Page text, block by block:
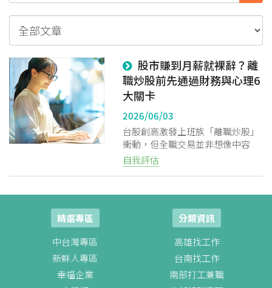
粉絲團 IG
股市賺到月薪就裸辭？離
職炒股前先通過財務與心理6
大關卡
2026/06/03
台股創高激發上班族「離職炒股」
衝動，但全職交易並非想像中容
易。本文精算全職投資人必須評估
的財務與心理成本，剖析隱形帳單
轉型全職交易建議，協助有志者釐
清離職前的關鍵條件。
自我評估
精選專區
中台灣專區
新鮮人專區
幸福企業
分類資訊
高雄找工作
台南找工作
南部打工兼職